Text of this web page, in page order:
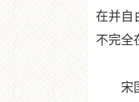
在并自
不完全
宋国